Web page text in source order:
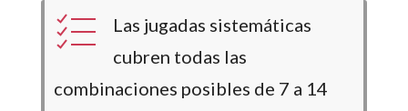
Las jugadas sistemáticas
cubren todas las
combinaciones posibles de 7 a 14